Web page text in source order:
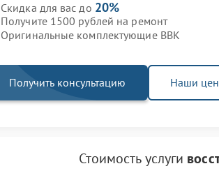
Скидка для вас до 20%
Получите 1500 рублей на ремонт
Оригинальные комплектующие BBK
Получить консультацию Наши
Стоимость услуги